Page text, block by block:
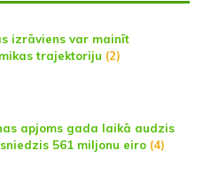
izrāviens var mainīt
trajektoriju (2)
apjoms gada laikā audzis
561 miljonu eiro (4)